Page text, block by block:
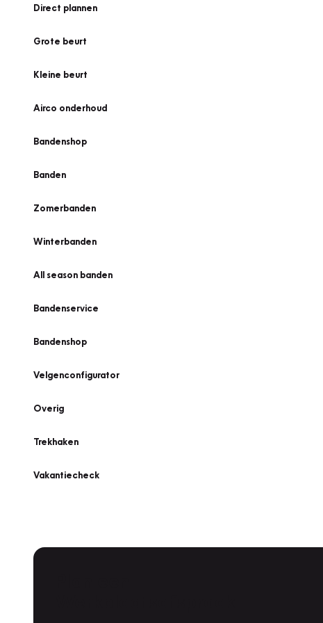
Direct plannen
Grote beurt
Kleine beurt
Airco onderhoud
Bandenshop
Banden
Zomerbanden
Winterbanden
All season banden
Bandenservice
Bandenshop
Velgenconfigurator
Overig
Trekhaken
Vakantiecheck